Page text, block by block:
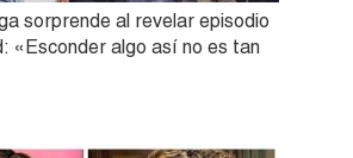
sorprende al revelar episodio
«Esconder algo así no es tan